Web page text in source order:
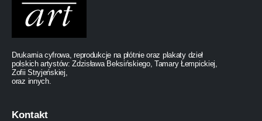
Drukarnia cyfrowa, reprodukcje na płótnie oraz plakaty dzieł
polskich artystów: Zdzisława Beksińskiego, Tamary Łempickiej,
Zofii Stryjeńskiej,
oraz innych.
Kontakt